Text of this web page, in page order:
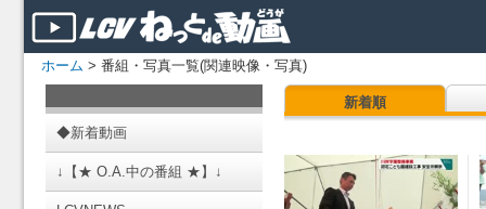
ホーム > 番組・写真一覧(関連映像・写真)
◆新着動画
↓【★ O.A.中の番組 ★】↓
新着順